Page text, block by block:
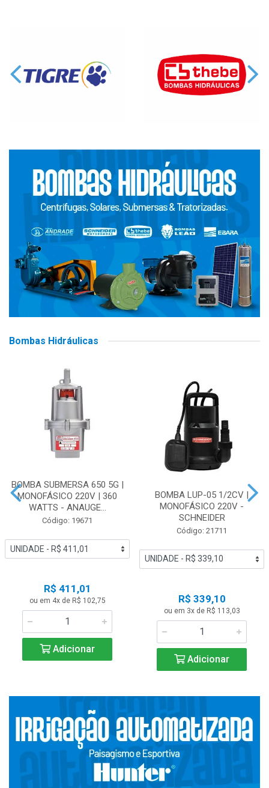
Bombas Hidráulicas
BOMBA SUBMERSA 650 5G |
MONOFÁSICO 220V | 360
WATTS - ANAUGE...
Código: 19671
R$ 411,01
ou em 4x de R$ 102,75
Adicionar
BOMBA LUP-05 1/2CV |
MONOFÁSICO 220V -
SCHNEIDER
Código: 21711
R$ 339,10
ou em 3x de R$ 113,03
Adicionar